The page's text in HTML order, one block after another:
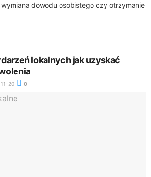
dowodu osobistego czy otrzymanie
lokalnych jak uzyskać
20 0